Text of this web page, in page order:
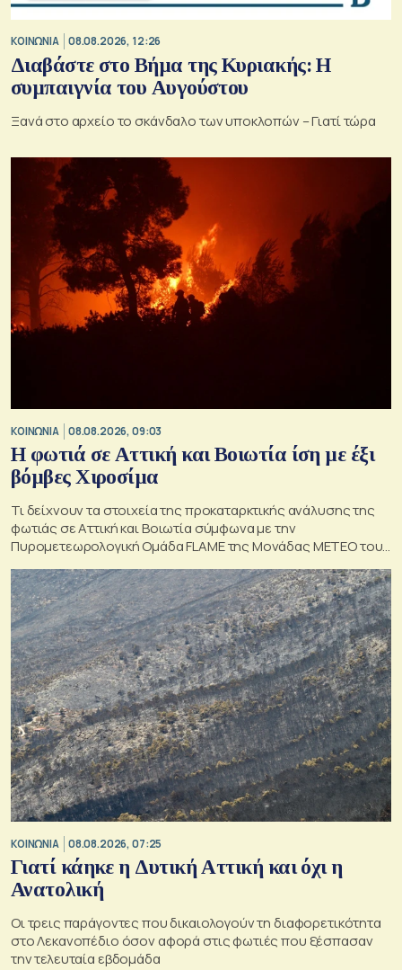
ΚΟΙΝΩΝΙΑ 08.08.2026, 12:26
Διαβάστε στο Βήμα της Κυριακής: Η
συμπαιγνία του Αυγούστου
Ξανά στο αρχείο το σκάνδαλο των υποκλοπών – Γιατί τώρα
ΚΟΙΝΩΝΙΑ 08.08.2026, 09:03
Η φωτιά σε Αττική και Βοιωτία ίση με έξι
βόμβες Χιροσίμα
Τι δείχνουν τα στοιχεία της προκαταρκτικής ανάλυσης της
φωτιάς σε Αττική και Βοιωτία σύμφωνα με την
Πυρομετεωρολογική Ομάδα FLAME της Μονάδας ΜΕΤΕΟ του
Εθνικού Αστεροσκοπείου Αθηνών.
ΚΟΙΝΩΝΙΑ 08.08.2026, 07:25
Γιατί κάηκε η Δυτική Αττική και όχι η
Ανατολική
Oι τρεις παράγοντες που δικαιολογούν τη διαφορετικότητα
στο Λεκανοπέδιο όσον αφορά στις φωτιές που ξέσπασαν
την τελευταία εβδομάδα